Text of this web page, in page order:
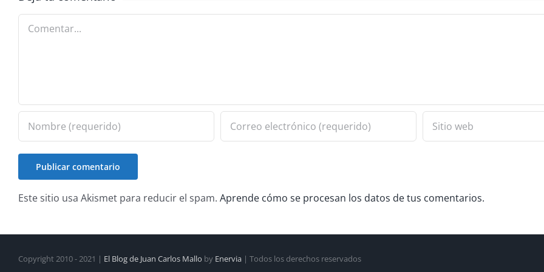
Comentar
Este sitio usa Akismet para reducir el spam. Aprende cómo se procesan los datos de tus comentarios.
Copyright 2010 - 2021 | El Blog de Juan Carlos Mallo by Enervia | Todos los derechos reservados